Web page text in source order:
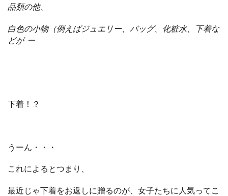
品類の他、
白色の小物（例えばジュエリー、バッグ、化粧水、下着な
どが ー
下着！？
うーん・・・
これによるとつまり、
最近じゃ下着をお返しに贈るのが、女子たちに人気ってこ